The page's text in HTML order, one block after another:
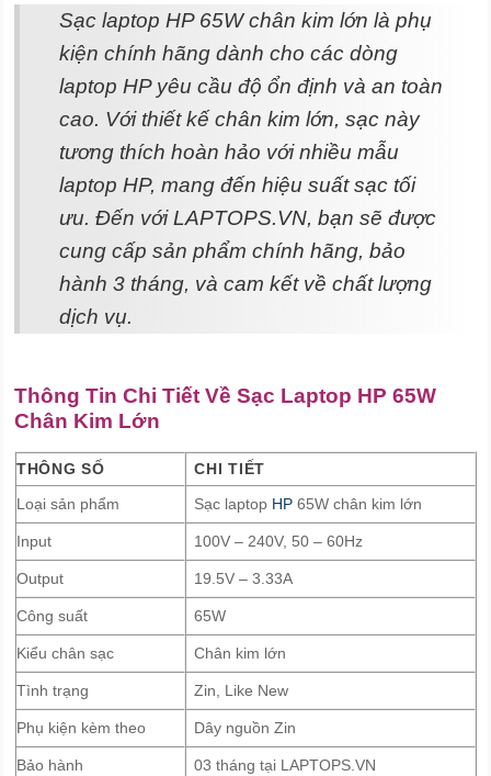
Sạc laptop HP 65W chân kim lớn là phụ
kiện chính hãng dành cho các dòng
laptop HP yêu cầu độ ổn định và an toàn
cao. Với thiết kế chân kim lớn, sạc này
tương thích hoàn hảo với nhiều mẫu
laptop HP, mang đến hiệu suất sạc tối
ưu. Đến với LAPTOPS.VN, bạn sẽ được
cung cấp sản phẩm chính hãng, bảo
hành 3 tháng, và cam kết về chất lượng
dịch vụ.
Thông Tin Chi Tiết Về Sạc Laptop HP 65W
Chân Kim Lớn
THÔNG SỐ
CHI TIẾT
Loại sản phẩm
Sạc laptop HP 65W chân kim lớn
Input 100V – 240V, 50 – 60Hz
Output 19.5V – 3.33A
Công suất 65W
Kiểu chân sạc Chân kim lớn
Tình trạng Zin, Like New
Phụ kiện kèm theo Dây nguồn Zin
Bảo hành 03 tháng tại LAPTOPS.VN